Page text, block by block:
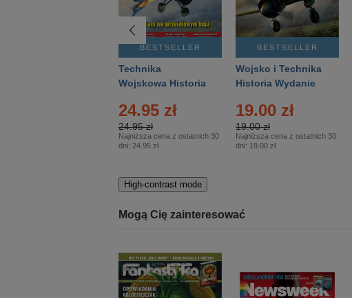
BESTSELLER
Technika
Wojskowa Historia
24.95 zł
24.95 zł
Najniższa cena z ostatnich 30
dni: 24.95 zł
BESTSELLER
Wojsko i Technika
Historia Wydanie
– 2/2026
19.00 zł
19.00 zł
Najniższa cena z ostatnich 30
dni: 19.00 zł
High-contrast mode
Mogą Cię zainteresować